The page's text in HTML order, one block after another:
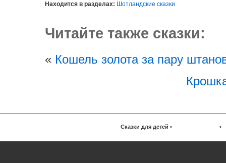
Находится в разделах: Шотландские сказки
Читайте также сказки:
« Кошель золота за пару
Сказки для детей • •